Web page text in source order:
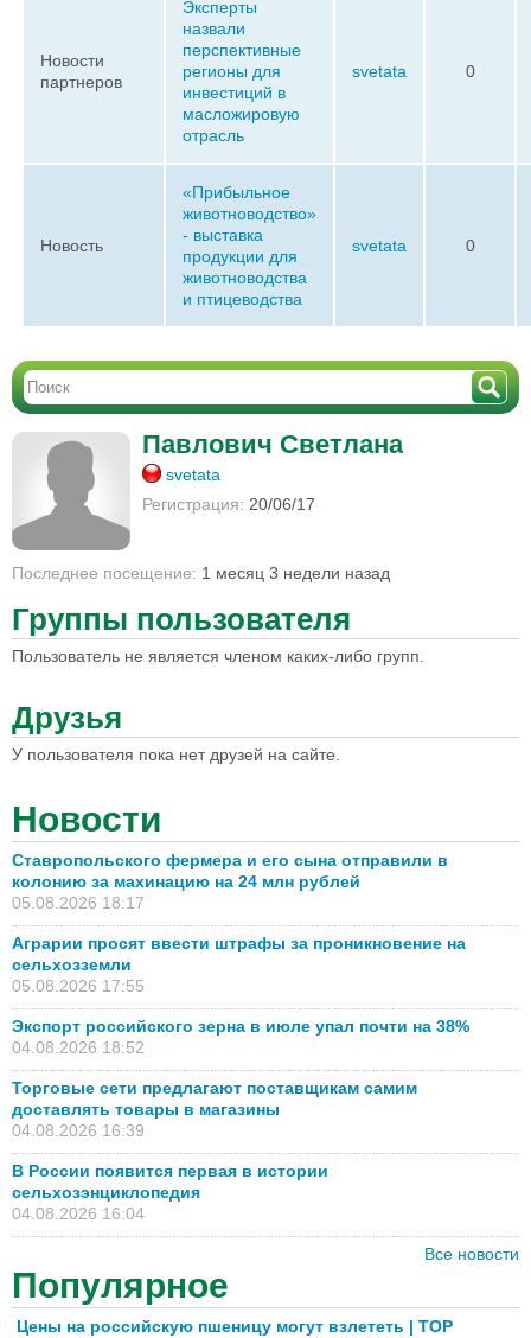
Новости
партнеров
Эксперты
назвали
перспективные
регионы для
инвестиций в
масложировую
отрасль
svetata 0
Новость
«Прибыльное
животноводство»
- выставка
продукции для
животноводства
и птицеводства
svetata 0
Павлович Светлана
svetata
Регистрация: 20/06/17
Последнее посещение: 1 месяц 3 недели назад
Группы пользователя
Пользователь не является членом каких-либо групп.
Друзья
У пользователя пока нет друзей на сайте.
Новости
Ставропольского фермера и его сына отправили в
колонию за махинацию на 24 млн рублей
05.08.2026 18:17
Аграрии просят ввести штрафы за проникновение на
сельхозземли
05.08.2026 17:55
Экспорт российского зерна в июле упал почти на 38%
04.08.2026 18:52
Торговые сети предлагают поставщикам самим
доставлять товары в магазины
04.08.2026 16:39
В России появится первая в истории
сельхозэнциклопедия
04.08.2026 16:04
Все новости
Популярное
Цены на российскую пшеницу могут взлететь | TOP